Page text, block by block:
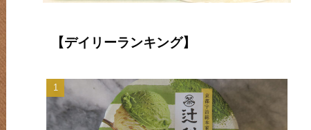
【デイリーランキング】